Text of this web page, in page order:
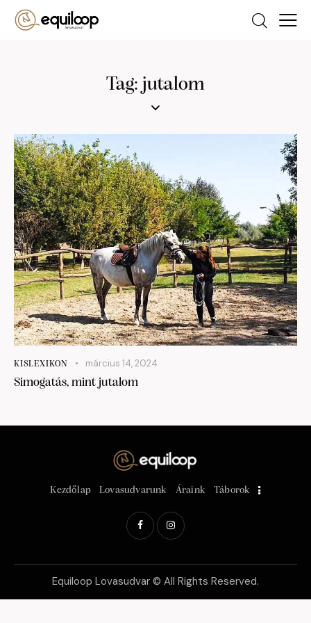
Tag: jutalom
KISLEXIKON március 14, 2024
Simogatás, mint jutalom
Kezdőlap Lovasudvarunk Áraink Táborok
Equiloop Lovasudvar © All Rights Reserved.